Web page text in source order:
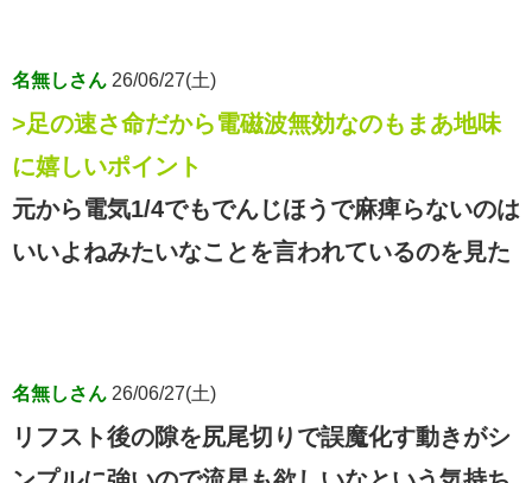
名無しさん 26/06/27(土)
>足の速さ命だから電磁波無効なのもまあ地味
に嬉しいポイント
元から電気1/4でもでんじほうで麻痺らないのは
いいよねみたいなことを言われているのを見た
名無しさん 26/06/27(土)
リフスト後の隙を尻尾切りで誤魔化す動きがシ